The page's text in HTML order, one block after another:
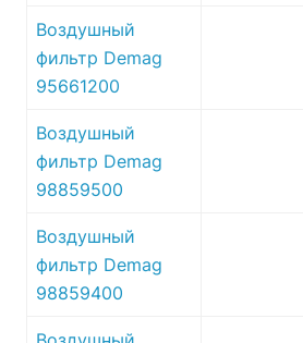
Воздушный
фильтр Demag
95661200
Воздушный
фильтр Demag
98859500
Воздушный
фильтр Demag
98859400